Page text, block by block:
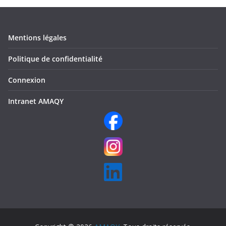
Mentions légales
Politique de confidentialité
Connexion
Intranet AMAQY